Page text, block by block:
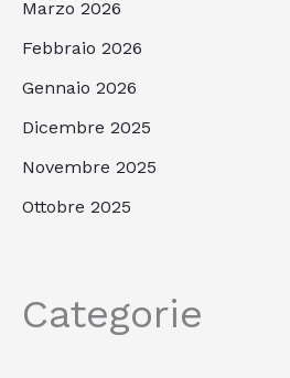
Marzo 2026
Febbraio 2026
Gennaio 2026
Dicembre 2025
Novembre 2025
Ottobre 2025
Categorie